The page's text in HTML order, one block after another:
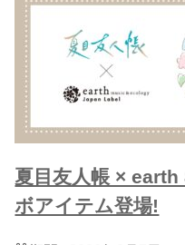
夏目友人帳 ×
ボアイテム登場!